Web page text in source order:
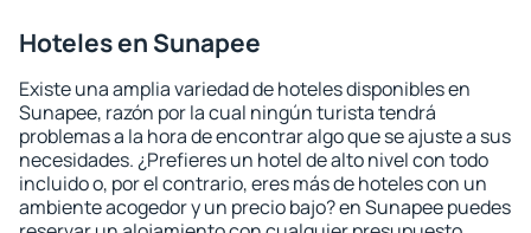
Hoteles en Sunapee
Existe una amplia variedad de hoteles disponibles en
Sunapee, razón por la cual ningún turista tendrá
problemas a la hora de encontrar algo que se ajuste a sus
necesidades. ¿Prefieres un hotel de alto nivel con todo
incluido o, por el contrario, eres más de hoteles con un
ambiente acogedor y un precio bajo? en Sunapee puedes